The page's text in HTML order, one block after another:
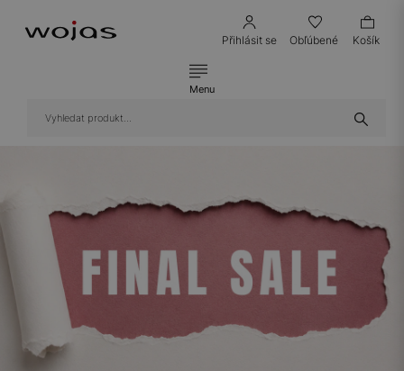
Přihlásit se Obľúbené Košík
Menu